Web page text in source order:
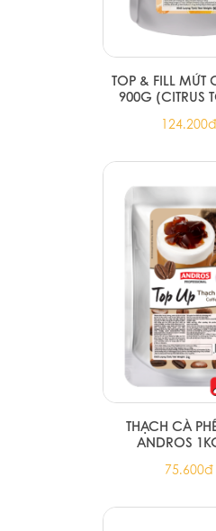
TOP & FILL MỨT
900G (CITRUS
124.200đ
THẠCH CÀ
ANDROS
75.600đ